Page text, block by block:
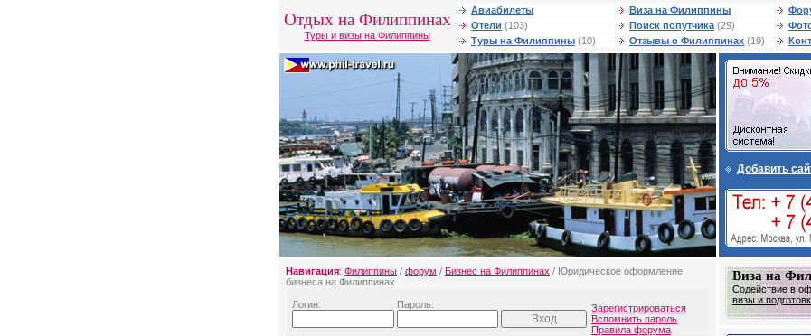
Отдых на Филиппинах
Туры и визы на Филиппины
Авиабилеты Виза на Филиппины
Отели (103) Поиск попутчика (29)
Туры на Филиппины (10) Отзывы о Филиппинах (19)
Добавить
Навигация: Филиппины / форум / Бизнес на Филиппинах / Юридическое оформление
бизнеса на Филиппинах
Логин: Пароль:
Зарегистрироваться
Вспомнить пароль
Правила форума
Виза на
Содействие в
визы и